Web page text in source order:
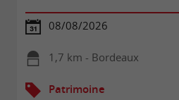
08/08/2026
1,7 km - Bordeaux
Patrimoine